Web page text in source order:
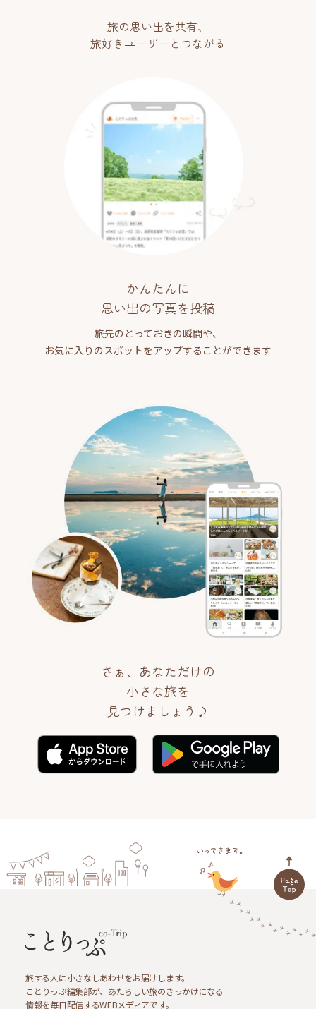
旅の思い出を共有、
旅好きユーザーとつながる
かんたんに
思い出の写真を投稿
旅先のとっておきの瞬間や、
お気に入りのスポットをアップすることができます
さぁ、あなただけの
小さな旅を
見つけましょう♪
旅する人に小さなしあわせをお届けします。
ことりっぷ編集部が、あたらしい旅のきっかけになる
情報を毎日配信するWEBメディアです。